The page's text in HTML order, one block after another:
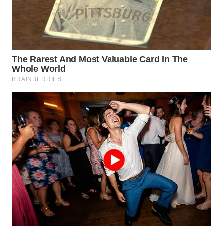
SUMEDANG
WN
KEPULAUAN
SERIBU
WN
TANGERANG
WN
BINJAI
WN
CIREBON